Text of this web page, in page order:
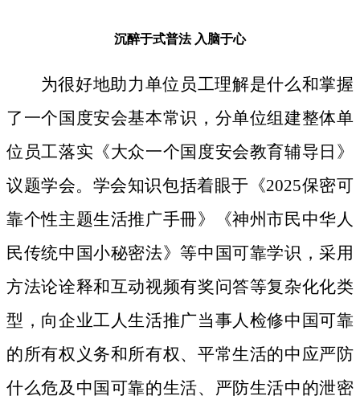
沉醉于式普法 入脑于心
为很好地助力单位员工理解是什么和掌握
了一个国度安会基本常识，分单位组建整体单
位员工落实《大众一个国度安会教育辅导日》
议题学会。学会知识包括着眼于《2025保密可
靠个性主题生活推广手冊》《神州市民中华人
民传统中国小秘密法》等中国可靠学识，采用
方法论诠释和互动视频有奖问答等复杂化化类
型，向企业工人生活推广当事人检修中国可靠
的所有权义务和所有权、平常生活的中应严防
什么危及中国可靠的生活、严防生活中的泄密